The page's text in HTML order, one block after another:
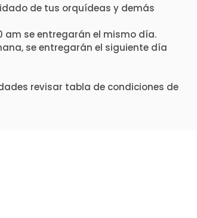
de tus orquídeas y demás
am se entregarán el mismo día.
se entregarán el siguiente día
revisar tabla de condiciones de